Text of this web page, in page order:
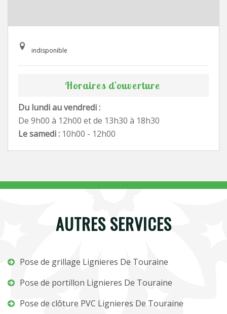
indisponible
Horaires d'ouverture
Du lundi au vendredi :
De 9h00 à 12h00 et de 13h30 à 18h30
Le samedi : 10h00 - 12h00
AUTRES SERVICES
Pose de grillage Lignieres De Touraine
Pose de portillon Lignieres De Touraine
Pose de clôture PVC Lignieres De Touraine